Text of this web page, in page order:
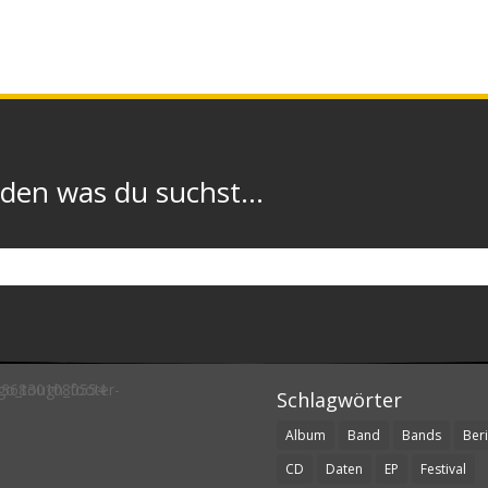
was du suchst...
Schlagwörter
Album Band Bands
CD
Daten EP Festival